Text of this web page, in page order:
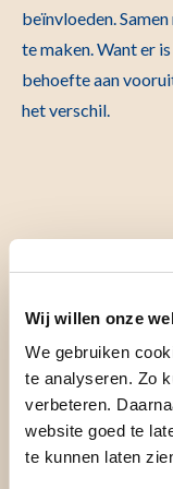
Wij willen onze
We gebruiken
te analyseren. Zo
verbeteren.
website goed te
te kunnen laten
beïnvloeden.
te maken. Want er
behoefte aan
het verschil.
Uw actie
Wilt u iets
beginnen? Heeft u
actie? Of wilt u